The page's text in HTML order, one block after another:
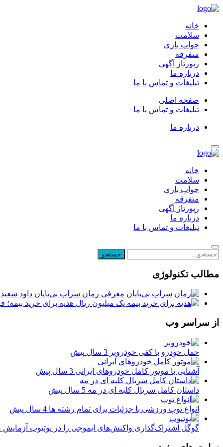
خانه
سلامت
جواب بازی
متفرقه
رپورتاژ آگهی
درباره ما
تبلیغات و تماس با ما
صفحه اصلی
تبلیغات و تماس با ما
درباره ما
خانه
سلامت
جواب بازی
متفرقه
رپورتاژ آگهی
درباره ما
تبلیغات و تماس با ما
مطالب تکنولوژی
معرفی رمان سراب بی‌پایان داود
یک میلیون ریال هدیه برای خرید
از سراسر وب
حمل خودرو با کفی خودروبر 3 سال پیش
آشنایی با موتور کامل خودروهای ایرانی 3 سال پیش
داستان کامل سریال کلبه ای در مه 5 سال پیش
انواع توپ ورزشی با جزئیات برای تمام رشته ها 4 سال پیش
گوگل اشتراک‌گذاری واکنش‌های ایموجی را در یوتیوب آزمایش